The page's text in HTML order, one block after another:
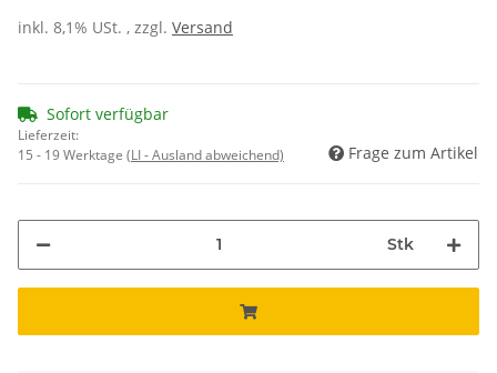
inkl. 8,1% USt. , zzgl. Versand
Sofort verfügbar
Lieferzeit:
15 - 19 Werktage (LI - Ausland abweichend) Frage zum Artikel
Stk